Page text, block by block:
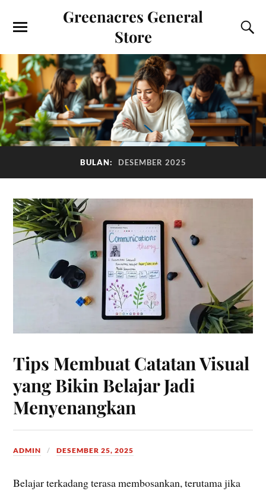
Greenacres General
Store
BULAN: DESEMBER 2025
Tips Membuat Catatan Visual
yang Bikin Belajar Jadi
Menyenangkan
ADMIN DESEMBER 25, 2025
Belajar terkadang terasa membosankan, terutama jika